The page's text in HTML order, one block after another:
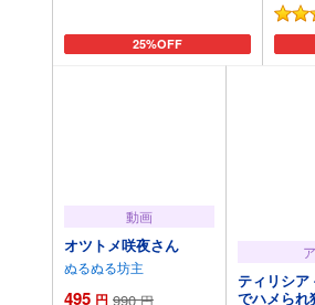
25%OFF
カートに追加
動画
オツトメ咲夜さん
ぬるぬる坊主
495 円 990 円
ティリシア
でハメられ